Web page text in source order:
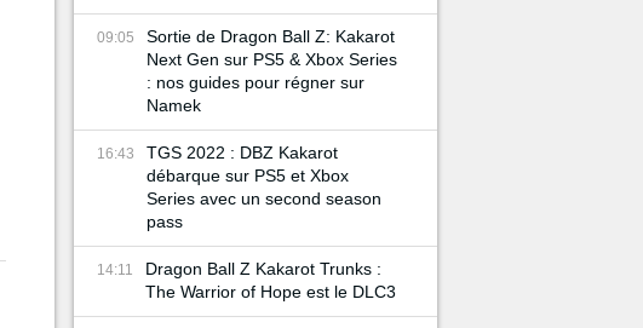
09:05
Sortie de Dragon Ball Z: Kakarot
Next Gen sur PS5 & Xbox Series
: nos guides pour régner sur
Namek
16:43
TGS 2022 : DBZ Kakarot
débarque sur PS5 et Xbox
Series avec un second season
pass
14:11
Dragon Ball Z Kakarot Trunks :
The Warrior of Hope est le DLC3